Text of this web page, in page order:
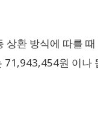
상환 방식에 따를
71,943,454원 이나